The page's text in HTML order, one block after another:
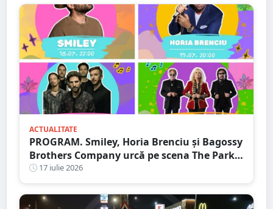
ACTUALITATE
PROGRAM. Smiley, Horia Brenciu și Bagossy
Brothers Company urcă pe scena The Park
Festival. Trei zile de concerte la Carei
17 iulie 2026